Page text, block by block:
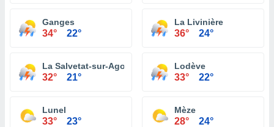
Ganges
34° 22°
La Livinière
36° 24°
La Salvetat-sur-Agout
32° 21°
Lodève
33° 22°
Lunel
33° 23°
Mèze
28° 24°